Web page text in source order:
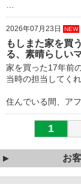
2026年07月23日 NEW
もしまた家を買
る、素晴らしい
家を買った17年前
当時の担当してく
住んでいる間、ア
1
お